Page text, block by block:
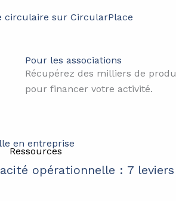
Pour les associations
Récupérez des milliers de
pour financer votre activité.
Ressources
circulaire sur CircularPlace
opérationnelle : 7